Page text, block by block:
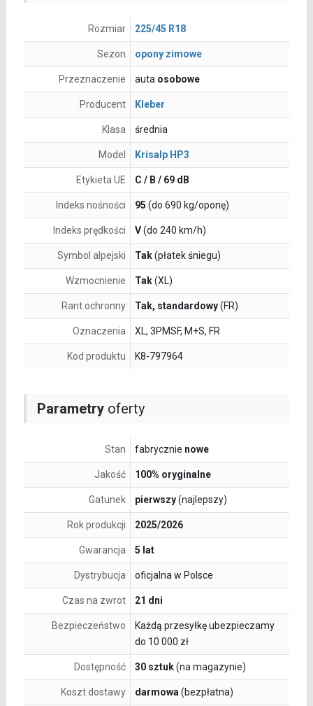
Parametryoferty
Stan fabrycznie nowe
Jakość 100% oryginalne
Gatunek pierwszy(najlepszy)
Rok produkcji 2025/2026
Gwarancja 5 lat
Dystrybucja oficjalna w Polsce
Czas na zwrot 21 dni
Bezpieczeństwo
Każdą przesyłkę ubezpieczamy
do 10 000 zł
Dostępność 30 sztuk(na magazynie)
Koszt dostawy darmowa (bezpłatna)
Rozmiar 225/45 R18
Sezon opony zimowe
Przeznaczenie auta osobowe
Producent Kleber
Klasa średnia
Model Krisalp HP3
Etykieta UE C / B / 69 dB
Indeks nośności 95 (do 690 kg/oponę)
Indeks prędkości V(do 240 km/h)
Symbol alpejski Tak(płatek śniegu)
Wzmocnienie Tak(XL)
Rant ochronny Tak, standardowy(FR)
Oznaczenia XL, 3PMSF, M+S, FR
Kod produktu K8-797964